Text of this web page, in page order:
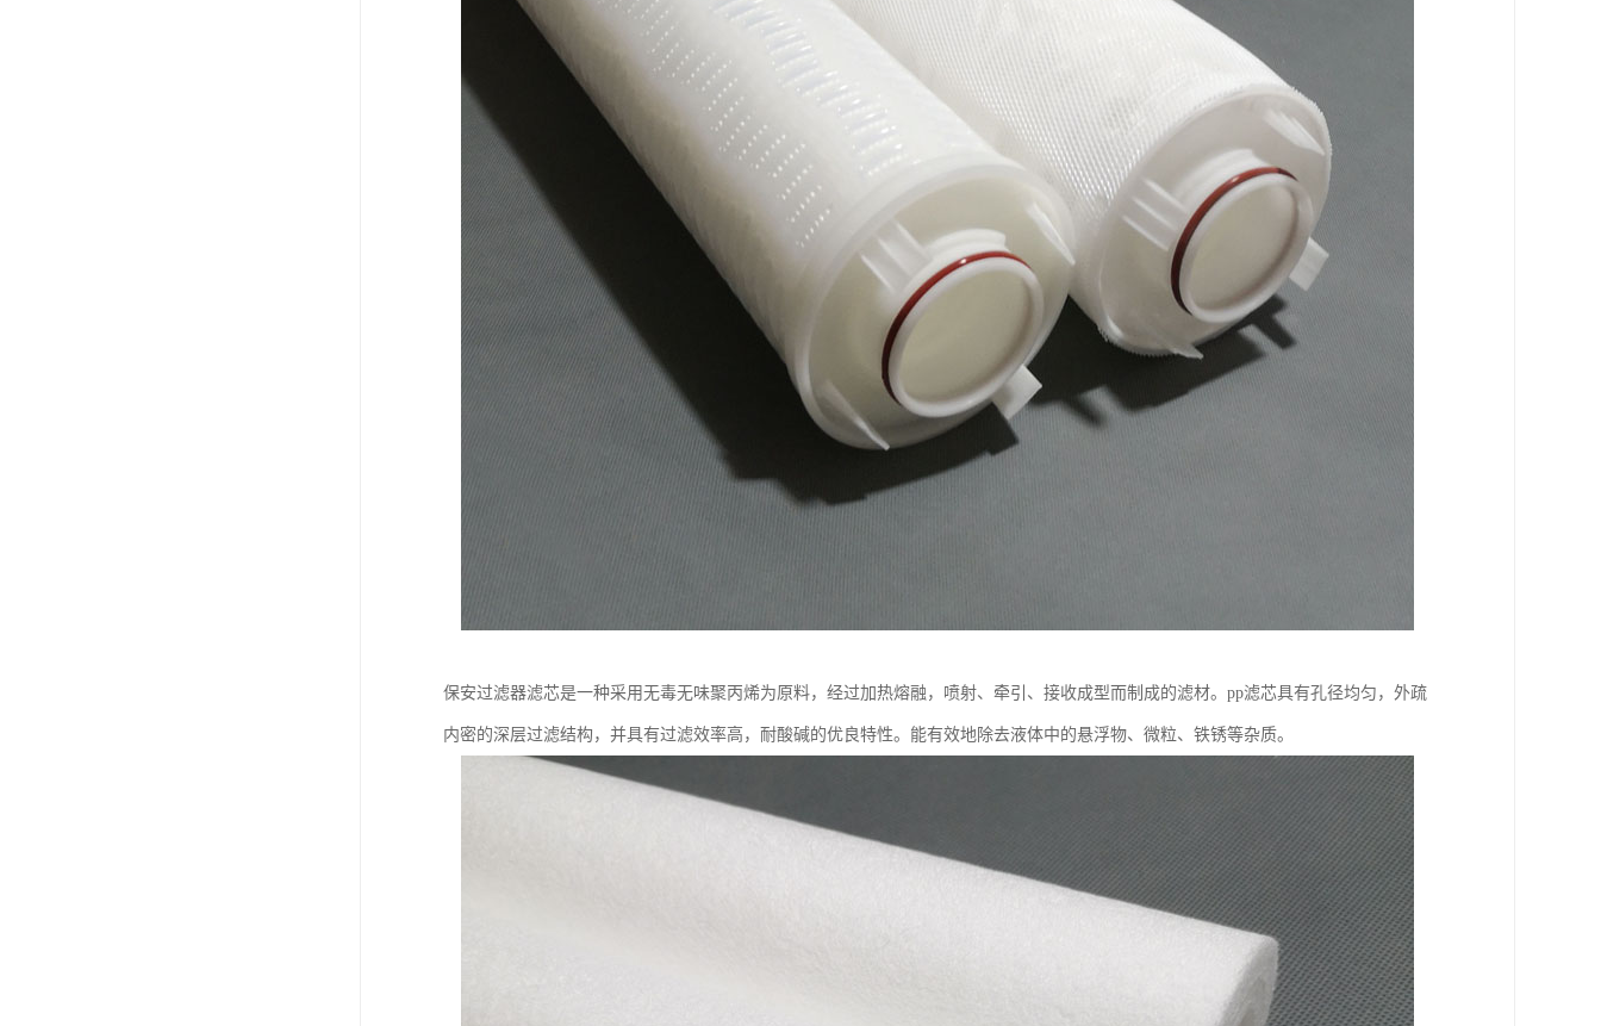
保安过滤器滤芯是一种采用无毒无味聚丙烯为原料，经过加热熔融，喷射、牵引、接收成型而制成的滤材。pp滤芯具有孔径均匀，外疏
内密的深层过滤结构，并具有过滤效率高，耐酸碱的优良特性。能有效地除去液体中的悬浮物、微粒、铁锈等杂质。